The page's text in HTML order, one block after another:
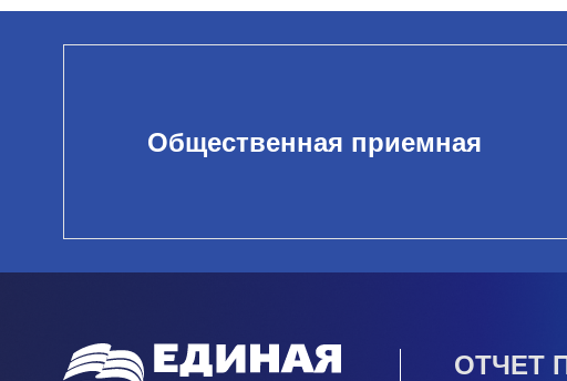
Общественная приемная
ОТЧЕТ